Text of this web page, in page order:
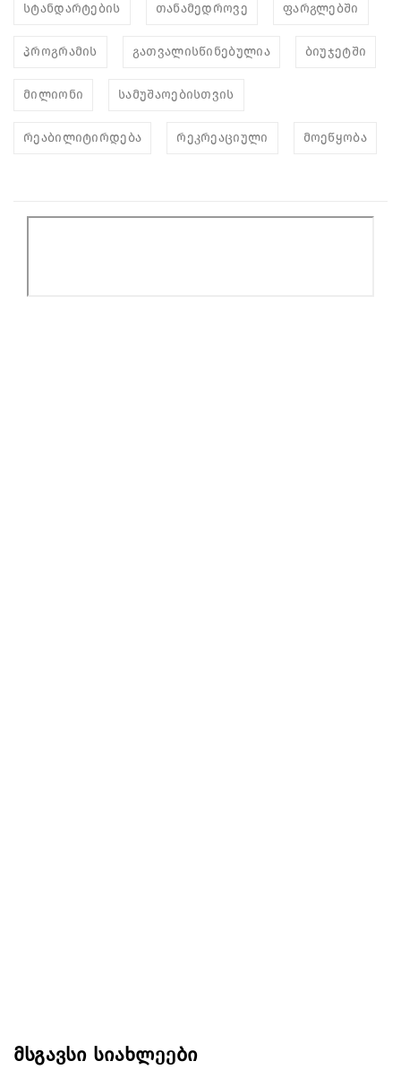
სტანდარტების თანამედროვე ფარგლებში
პროგრამის გათვალისწინებულია ბიუჯეტში
მილიონი სამუშაოებისთვის
რეაბილიტირდება რეკრეაციული მოეწყობა
მსგავსი სიახლეები